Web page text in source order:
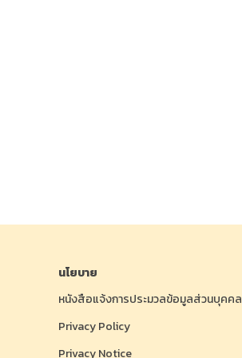
นโยบาย
หนังสือแจ้งการประมวลข้อมูลส่วนบุคคล
Privacy Policy
Privacy Notice